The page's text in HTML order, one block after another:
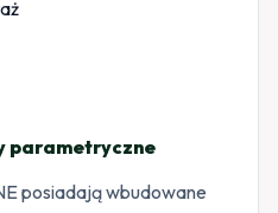
parametryczne
posiadają wbudowane